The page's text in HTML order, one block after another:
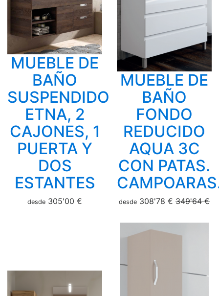
MUEBLE DE
BAÑO
SUSPENDIDO
ETNA, 2
CAJONES, 1
PUERTA Y
DOS
ESTANTES
desde 305'00 €
MUEBLE DE
BAÑO
FONDO
REDUCIDO
AQUA 3C
CON PATAS.
desde 308'78 € 349'64 €